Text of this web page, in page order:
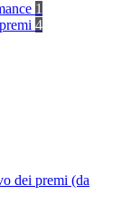
1
4
dei premi (da